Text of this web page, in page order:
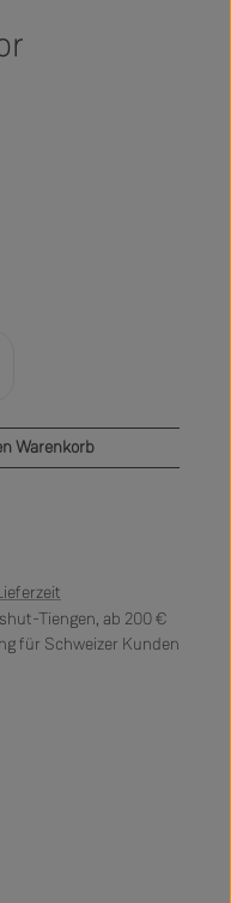
Wert
Warenkorb
Tiengen, ab 200 €
für Schweizer Kunden